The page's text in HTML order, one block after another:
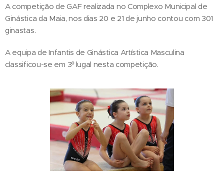
A competição de GAF realizada no Complexo Municipal de
Ginástica da Maia, nos dias 20 e 21 de junho contou com 301
ginastas.
A equipa de Infantis de Ginástica Artística Masculina
classificou-se em 3º lugal nesta competição.